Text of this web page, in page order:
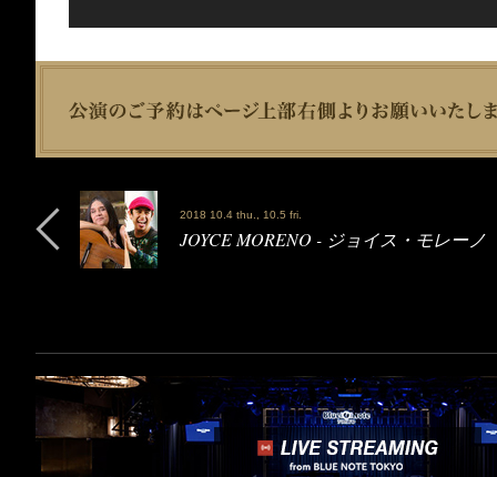
2018 10.4 thu., 10.5 fri.
JOYCE MORENO - ジョイス・モレーノ